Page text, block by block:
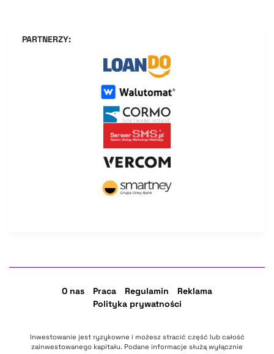
PARTNERZY:
O nas Praca Regulamin
Reklama
Polityka prywatności
Inwestowanie jest ryzykowne i możesz stracić część lub całość
zainwestowanego kapitału. Podane informacje służą wyłącznie